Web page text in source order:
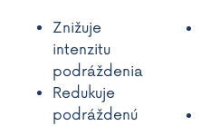
Znižuje
intenzitu
podráždenia
Redukuje
podráždenú